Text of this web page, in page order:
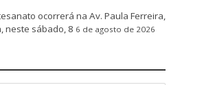
ocorrerá na Av. Paula Ferreira,
neste sábado, 8 6 de agosto de 2026